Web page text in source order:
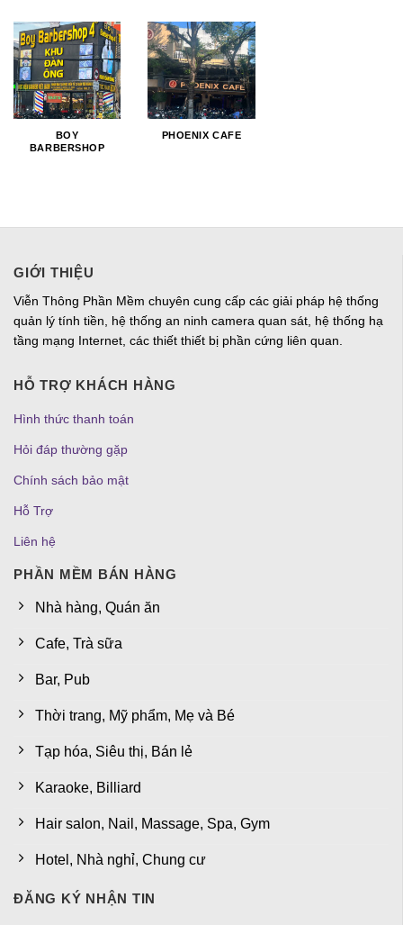
BOY
BARBERSHOP
PHOENIX CAFE
GIỚI THIỆU
Viễn Thông Phần Mềm chuyên cung cấp các giải pháp hệ thống
quản lý tính tiền, hệ thống an ninh camera quan sát, hệ thống hạ
tầng mạng Internet, các thiết thiết bị phần cứng liên quan.
HỖ TRỢ KHÁCH HÀNG
Hình thức thanh toán
Hỏi đáp thường gặp
Chính sách bảo mật
Hỗ Trợ
Liên hệ
PHẦN MỀM BÁN HÀNG
Nhà hàng, Quán ăn
Cafe, Trà sữa
Bar, Pub
Thời trang, Mỹ phẩm, Mẹ và Bé
Tạp hóa, Siêu thị, Bán lẻ
Karaoke, Billiard
Hair salon, Nail, Massage, Spa, Gym
Hotel, Nhà nghỉ, Chung cư
ĐĂNG KÝ NHẬN TIN